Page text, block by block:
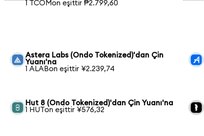
1 TCOMon eşittir ₱2.799,60
Astera Labs (Ondo Tokenized)'dan Çin
Yuanı'na
1 ALABon eşittir ¥2.239,74
Hut 8 (Ondo Tokenized)'dan Çin Yuanı'na
1 HUTon eşittir ¥576,32